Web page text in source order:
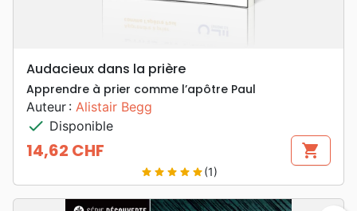
Audacieux dans la prière
Apprendre à prier comme l’apôtre Paul
Auteur : Alistair Begg
check Disponible
Prix
14,62 CHF shopping_cart
star star star star star(1)